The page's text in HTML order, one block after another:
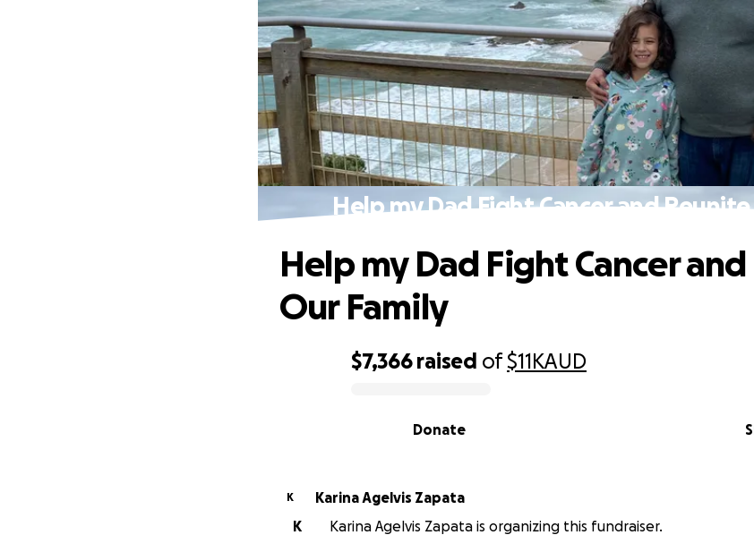
Help my Dad Fight Cancer and
$7,366 raised of$11KAUD
Donate
Help my Dad Fight Cancer
Our Family
K
Karina Agelvis Zapata
K
Karina Agelvis Zapata is organizing this fundraiser.